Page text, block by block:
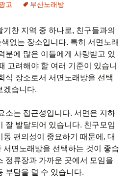
고 부산노래방
찬 지역 중 하나로, 친구들과의
없는 장소입니다. 특히 서면노래
분에 많은 이들에게 사랑받고 있
고려해야 할 여러 기준이 있습니
식 장소로서 서면노래방을 선택
겠습니다.
소는 접근성입니다. 서면은 지하
잘 발달되어 있습니다. 친구모임
편의성이 중요하기 때문에, 대
서면노래방을 선택하는 것이 좋습
정류장과 가까운 곳에서 모임을
부담을 덜 수 있습니다.